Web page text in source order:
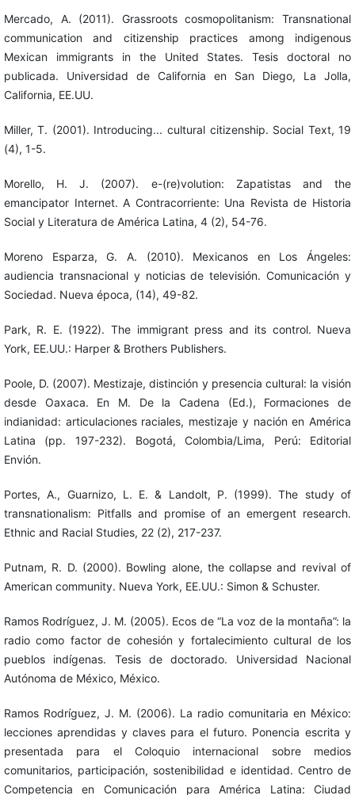
Mercado, A. (2011). Grassroots cosmopolitanism: Transnational
communication and citizenship practices among indigenous
Mexican immigrants in the United States. Tesis doctoral no
publicada. Universidad de California en San Diego, La Jolla,
California, EE.UU.
Miller, T. (2001). Introducing... cultural citizenship. Social Text, 19
(4), 1-5.
Morello, H. J. (2007). e-(re)volution: Zapatistas and the
emancipator Internet. A Contracorriente: Una Revista de Historia
Social y Literatura de América Latina, 4 (2), 54-76.
Moreno Esparza, G. A. (2010). Mexicanos en Los Ángeles:
audiencia transnacional y noticias de televisión. Comunicación y
Sociedad. Nueva época, (14), 49-82.
Park, R. E. (1922). The immigrant press and its control. Nueva
York, EE.UU.: Harper & Brothers Publishers.
Poole, D. (2007). Mestizaje, distinción y presencia cultural: la visión
desde Oaxaca. En M. De la Cadena (Ed.), Formaciones de
indianidad: articulaciones raciales, mestizaje y nación en América
Latina (pp. 197-232). Bogotá, Colombia/Lima, Perú: Editorial
Envión.
Portes, A., Guarnizo, L. E. & Landolt, P. (1999). The study of
transnationalism: Pitfalls and promise of an emergent research.
Ethnic and Racial Studies, 22 (2), 217-237.
Putnam, R. D. (2000). Bowling alone, the collapse and revival of
American community. Nueva York, EE.UU.: Simon & Schuster.
Ramos Rodríguez, J. M. (2005). Ecos de “La voz de la montaña”: la
radio como factor de cohesión y fortalecimiento cultural de los
pueblos indígenas. Tesis de doctorado. Universidad Nacional
Autónoma de México, México.
Ramos Rodríguez, J. M. (2006). La radio comunitaria en México:
lecciones aprendidas y claves para el futuro. Ponencia escrita y
presentada para el Coloquio internacional sobre medios
comunitarios, participación, sostenibilidad e identidad. Centro de
Competencia en Comunicación para América Latina: Ciudad